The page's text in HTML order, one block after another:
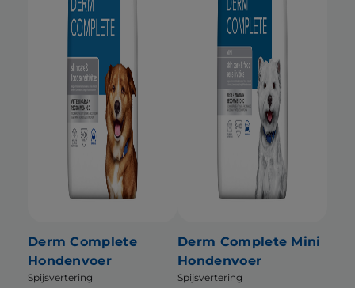
Derm Complete
Hondenvoer
Spijsvertering
Derm Complete Mini
Hondenvoer
Spijsvertering